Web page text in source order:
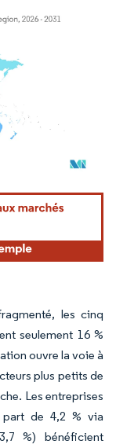
attribution sous CC BY
les cinq
seulement 16 %
ouvre la voie à
plus petits de
Les entreprises
part de 4,2 % via
%) bénéficient